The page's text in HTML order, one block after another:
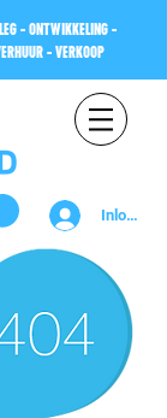
- ONTWIKKELING -
- VERKOOP
Inloggen